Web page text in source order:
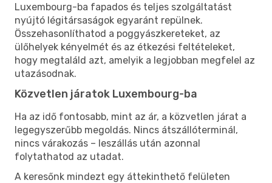
Luxembourg-ba fapados és teljes szolgáltatást
nyújtó légitársaságok egyaránt repülnek.
Összehasonlíthatod a poggyászkereteket, az
ülőhelyek kényelmét és az étkezési feltételeket,
hogy megtaláld azt, amelyik a legjobban megfelel az
utazásodnak.
Közvetlen járatok Luxembourg-ba
Ha az idő fontosabb, mint az ár, a közvetlen járat a
legegyszerűbb megoldás. Nincs átszállóterminál,
nincs várakozás – leszállás után azonnal
folytathatod az utadat.
A keresőnk mindezt egy áttekinthető felületen